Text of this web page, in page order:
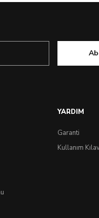
YARDIM
Garanti
Kullanım